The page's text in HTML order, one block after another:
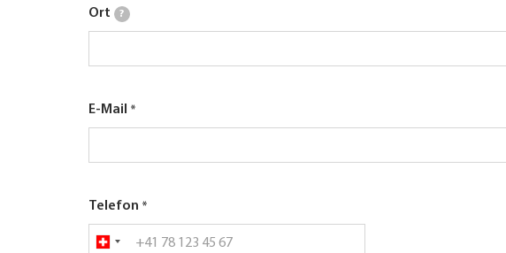
Ort ?
E-Mail
Telefon